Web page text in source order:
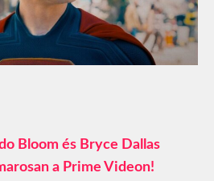
Bloom és Bryce Dallas
a Prime Videon!